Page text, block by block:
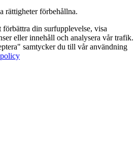
rättigheter förbehållna.
din surfupplevelse, visa
eller innehåll och analysera vår trafik.
samtycker du till vår användning